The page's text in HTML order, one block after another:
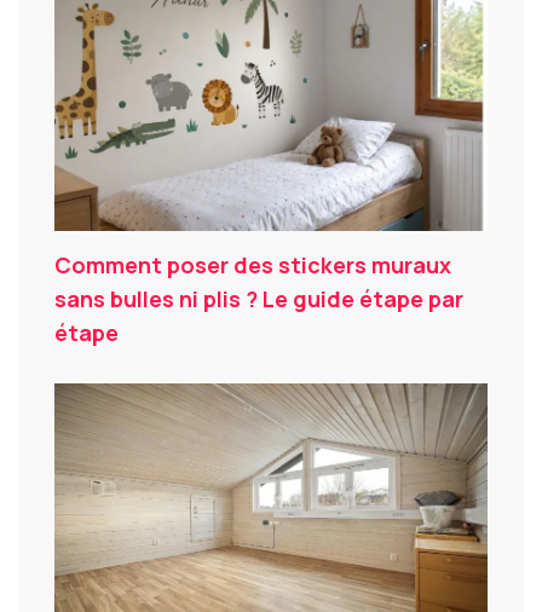
Comment poser des stickers muraux
sans bulles ni plis ? Le guide étape par
étape